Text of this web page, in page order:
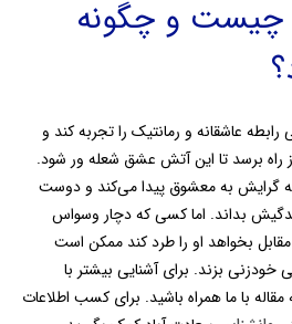
و چگونه
عاشقانه و رمانتیک را تجربه کند و
برسد تا این آتش عشق شعله ور شود.
گرایش به معشوق پیدا می‌کند و دوست
بداند. اما کسی که دچار وسواس
بخواهد او را طرد کند ممکن است
بزند. برای آشنایی بیشتر با
با ما همراه باشید. برای کسب اطلاعات